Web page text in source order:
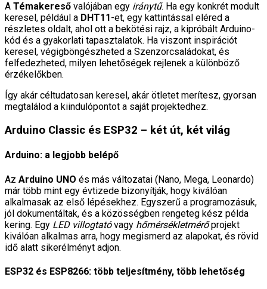
A Témakereső valójában egy iránytű. Ha egy konkrét modult
keresel, például a DHT11 -et, egy kattintással eléred a
részletes oldalt, ahol ott a bekötési rajz, a kipróbált Arduino-
kód és a gyakorlati tapasztalatok. Ha viszont inspirációt
keresel, végigböngészheted a Szenzorcsaládokat, és
felfedezheted, milyen lehetőségek rejlenek a különböző
érzékelőkben.
Így akár céltudatosan keresel, akár ötletet merítesz, gyorsan
megtalálod a kiindulópontot a saját projektedhez.
Arduino Classic és ESP32 – két út, két világ
Arduino: a legjobb belépő
Az Arduino UNO és más változatai (Nano, Mega, Leonardo)
már több mint egy évtizede bizonyítják, hogy kiválóan
alkalmasak az első lépésekhez. Egyszerű a programozásuk,
jól dokumentáltak, és a közösségben rengeteg kész példa
kering. Egy LED villogtatóvagy hőmérsékletmérőprojekt
kiválóan alkalmas arra, hogy megismerd az alapokat, és rövid
idő alatt sikerélményt adjon.
ESP32 és ESP8266: több teljesítmény, több lehetőség